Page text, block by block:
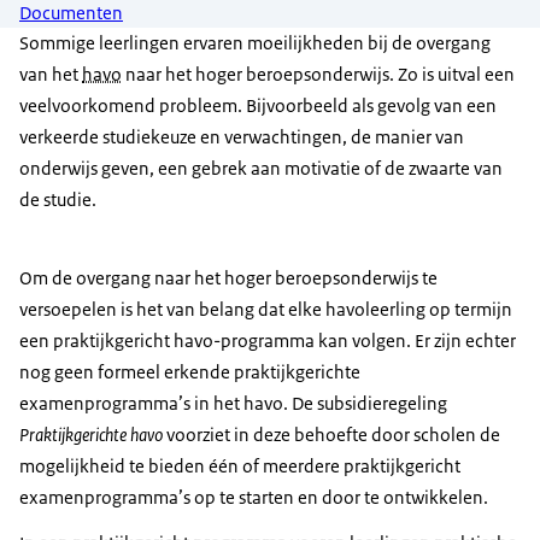
Documenten
Sommige leerlingen ervaren moeilijkheden bij de overgang
van het havo naar het hoger beroepsonderwijs. Zo is uitval een
veelvoorkomend probleem. Bijvoorbeeld als gevolg van een
verkeerde studiekeuze en verwachtingen, de manier van
onderwijs geven, een gebrek aan motivatie of de zwaarte van
de studie.
Om de overgang naar het hoger beroepsonderwijs te
versoepelen is het van belang dat elke havoleerling op termijn
een praktijkgericht havo-programma kan volgen. Er zijn echter
nog geen formeel erkende praktijkgerichte
examenprogramma’s in het havo. De subsidieregeling
Praktijkgerichte havovoorziet in deze behoefte door scholen de
mogelijkheid te bieden één of meerdere praktijkgericht
examenprogramma’s op te starten en door te ontwikkelen.